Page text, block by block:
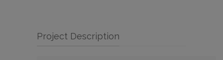
Project Description